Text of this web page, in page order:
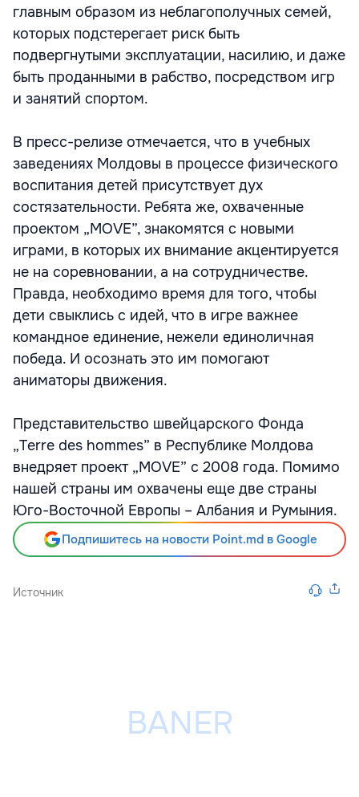
главным образом из неблагополучных семей,
которых подстерегает риск быть
подвергнутыми эксплуатации, насилию, и даже
быть проданными в рабство, посредством игр
и занятий спортом.
В пресс-релизе отмечается, что в учебных
заведениях Молдовы в процессе физического
воспитания детей присутствует дух
состязательности. Ребята же, охваченные
проектом „MOVE”, знакомятся с новыми
играми, в которых их внимание акцентируется
не на соревновании, а на сотрудничестве.
Правда, необходимо время для того, чтобы
дети свыклись с идей, что в игре важнее
командное единение, нежели единоличная
победа. И осознать это им помогают
аниматоры движения.
Представительство швейцарского Фонда
„Terre des hommes” в Республике Молдова
внедряет проект „MOVE” с 2008 года. Помимо
нашей страны им охвачены еще две страны
Юго-Восточной Европы – Албания и Румыния.
Подпишитесь на новости Point.md в Google
Источник